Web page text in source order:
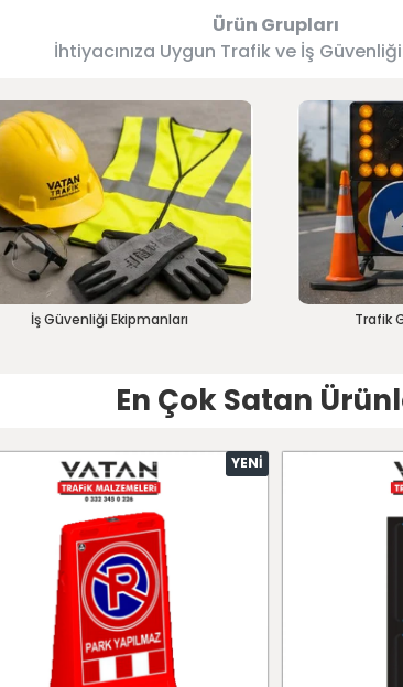
Ürün Grupları
İhtiyacınıza Uygun Trafik ve İş
İş Güvenliği Ekipmanları Trafik
En Çok Satan
YENI